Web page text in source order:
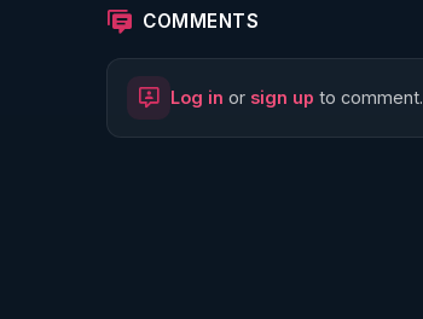
🌱 LE MAGAZINE RÉGÉNÈRE
http://rgnr.li/ymag
COMMENTS
Log in or sign up to comment.